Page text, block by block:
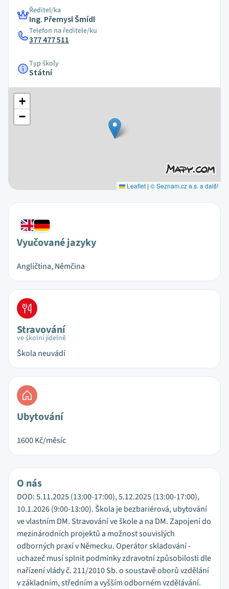
Ředitel/ka
Ing. Přemysl Šmídl
Telefon na ředitele/ku
377 477 511
Typ školy
Státní
+
−
Leaflet | © Seznam.cz a.s. a další
Vyučované jazyky
Angličtina, Němčina
Stravování
ve školní jídelně
Škola neuvádí
Ubytování
1600Kč/měsíc
O nás
DOD: 5.11.2025 (13:00-17:00), 5.12.2025 (13:00-17:00),
10.1.2026 (9:00-13:00). Škola je bezbariérová, ubytování
ve vlastním DM. Stravování ve škole a na DM. Zapojení do
mezinárodních projektů a možnost souvislých
odborných praxí v Německu. Operátor skladování -
uchazeč musí splnit podmínky zdravotní způsobilosti dle
nařízení vlády č. 211/2010 Sb. o soustavě oborů vzdělání
v základním, středním a vyšším odborném vzdělávání.